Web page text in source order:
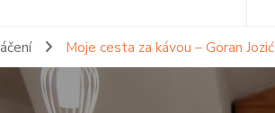
Moje cesta za kávou – Goran Jozić